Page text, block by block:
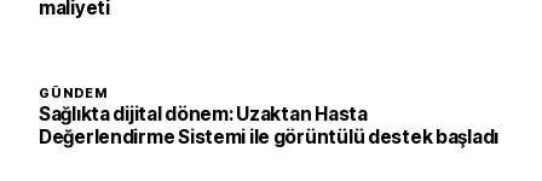
maliyeti
GÜNDEM
Sağlıkta dijital dönem: Uzaktan Hasta
Değerlendirme Sistemi ile görüntülü destek başladı